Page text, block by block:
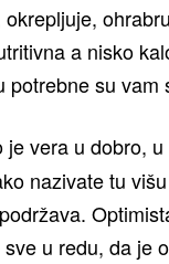
a nisko
potrebne su vam
je vera u dobro,
nazivate tu
u redu, da je